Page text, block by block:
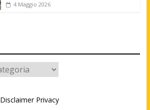
4 Maggio 2026
Disclaimer Privacy